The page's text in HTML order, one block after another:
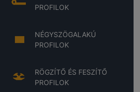
PROFILOK
NÉGYSZÖGALAKÚ
PROFILOK
RÖGZÍTŐ ÉS FESZÍTŐ
PROFILOK